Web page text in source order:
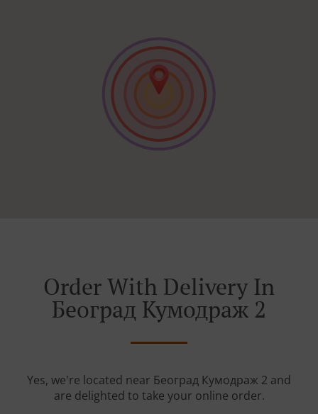
Order With Delivery In
Београд Кумодраж 2
Yes, we're located near Београд Кумодраж 2 and
are delighted to take your online order.